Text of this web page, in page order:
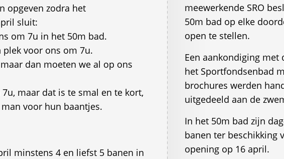
opgeven zodra het
sluit:
om 7u in het 50m bad.
plek voor ons om 7u.
dan moeten we al op ons
maar dat is te smal en te kort,
voor hun baantjes.
minstens 4 en liefst 5 banen in
meewerkende SRO
50m bad op elke
open te stellen.
Een aankondiging met
het Sportfondsenbad
brochures werden
uitgedeeld aan de
In het 50m bad zijn
banen ter beschikking
opening op 16 april.